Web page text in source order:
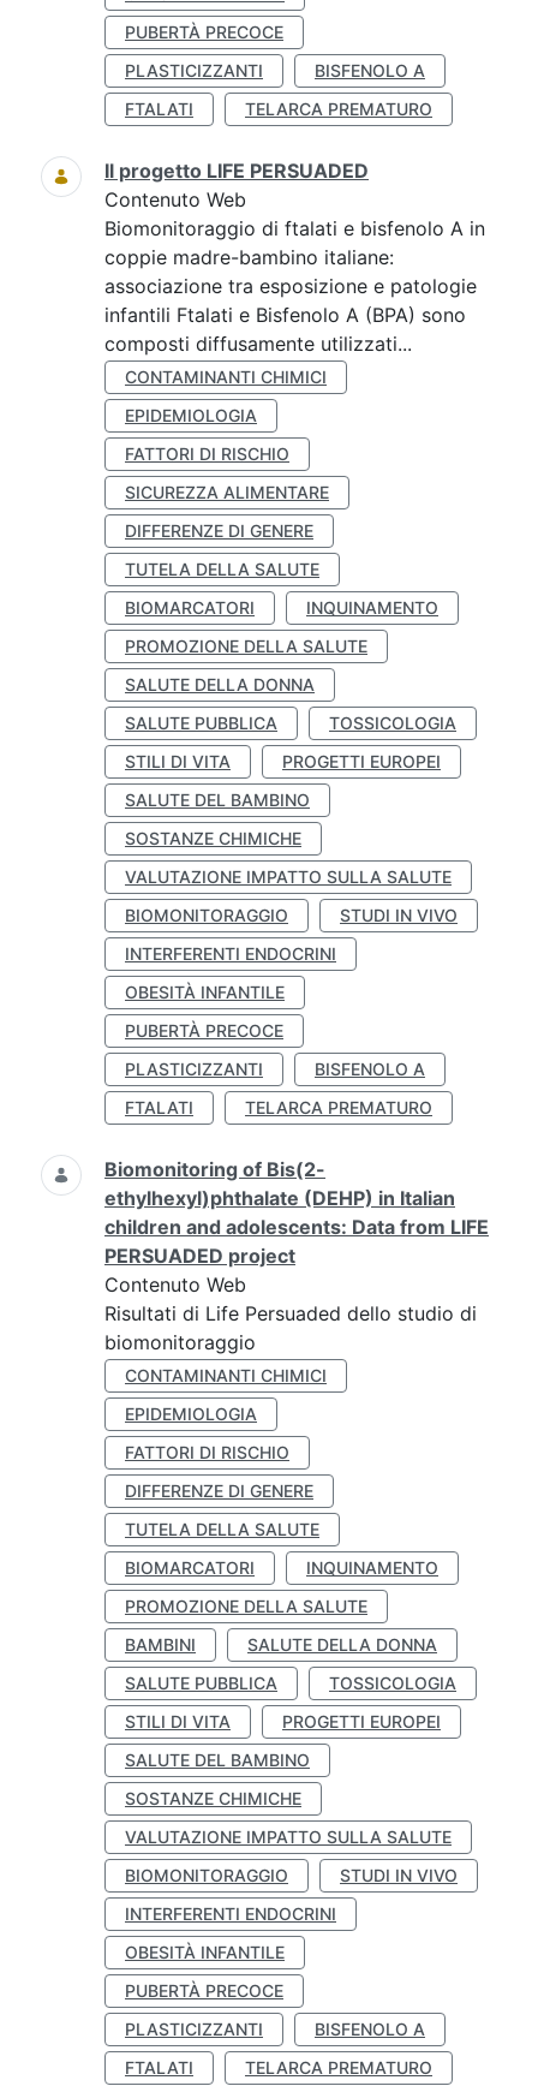
PUBERTÀ PRECOCE
PLASTICIZZANTI
BISFENOLO A
FTALATI
TELARCA PREMATURO
Il progetto LIFE PERSUADED
Contenuto Web
Biomonitoraggio di ftalati e bisfenolo A in
coppie madre-bambino italiane:
associazione tra esposizione e patologie
infantili Ftalati e Bisfenolo A (BPA) sono
composti diffusamente utilizzati...
CONTAMINANTI CHIMICI
EPIDEMIOLOGIA
FATTORI DI RISCHIO
SICUREZZA ALIMENTARE
DIFFERENZE DI GENERE
TUTELA DELLA SALUTE
BIOMARCATORI
INQUINAMENTO
PROMOZIONE DELLA SALUTE
SALUTE DELLA DONNA
SALUTE PUBBLICA
TOSSICOLOGIA
STILI DI VITA
PROGETTI EUROPEI
SALUTE DEL BAMBINO
SOSTANZE CHIMICHE
VALUTAZIONE IMPATTO SULLA SALUTE
BIOMONITORAGGIO
STUDI IN VIVO
INTERFERENTI ENDOCRINI
OBESITÀ INFANTILE
PUBERTÀ PRECOCE
PLASTICIZZANTI
BISFENOLO A
FTALATI
TELARCA PREMATURO
Biomonitoring of Bis(2-
ethylhexyl)phthalate (DEHP) in Italian
children and adolescents: Data from LIFE
PERSUADED project
Contenuto Web
Risultati di Life Persuaded dello studio di
biomonitoraggio
CONTAMINANTI CHIMICI
EPIDEMIOLOGIA
FATTORI DI RISCHIO
DIFFERENZE DI GENERE
TUTELA DELLA SALUTE
BIOMARCATORI
INQUINAMENTO
PROMOZIONE DELLA SALUTE
BAMBINI
SALUTE DELLA DONNA
SALUTE PUBBLICA
TOSSICOLOGIA
STILI DI VITA
PROGETTI EUROPEI
SALUTE DEL BAMBINO
SOSTANZE CHIMICHE
VALUTAZIONE IMPATTO SULLA SALUTE
BIOMONITORAGGIO
STUDI IN VIVO
INTERFERENTI ENDOCRINI
OBESITÀ INFANTILE
PUBERTÀ PRECOCE
PLASTICIZZANTI
BISFENOLO A
FTALATI
TELARCA PREMATURO